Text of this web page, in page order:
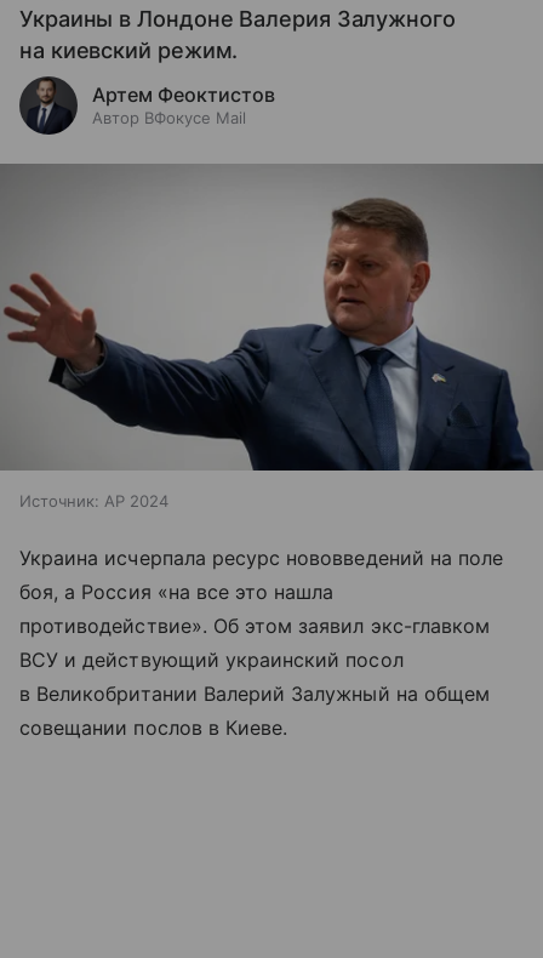
Украины в Лондоне Валерия Залужного
на киевский режим.
Артем Феоктистов
Автор ВФокусе Mail
Источник: AP 2024
Украина исчерпала ресурс нововведений на поле
боя, а Россия «на все это нашла
противодействие». Об этом заявил экс-главком
ВСУ и действующий украинский посол
в Великобритании Валерий Залужный на общем
совещании послов в Киеве.